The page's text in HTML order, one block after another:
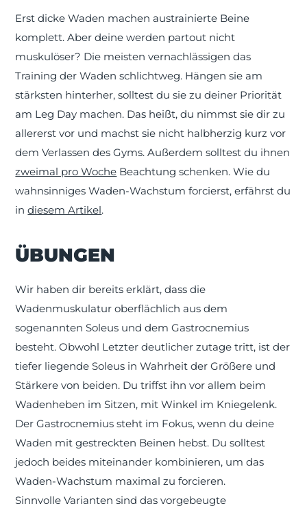
Erst dicke Waden machen austrainierte Beine
komplett. Aber deine werden partout nicht
muskulöser? Die meisten vernachlässigen das
Training der Waden schlichtweg. Hängen sie am
stärksten hinterher, solltest du sie zu deiner Priorität
am Leg Day machen. Das heißt, du nimmst sie dir zu
allererst vor und machst sie nicht halbherzig kurz vor
dem Verlassen des Gyms. Außerdem solltest du ihnen
zweimal pro Woche Beachtung schenken. Wie du
wahnsinniges Waden-Wachstum forcierst, erfährst du
indiesem Artikel.
ÜBUNGEN
Wir haben dir bereits erklärt, dass die
Wadenmuskulatur oberflächlich aus dem
sogenannten Soleus und dem Gastrocnemius
besteht. Obwohl Letzter deutlicher zutage tritt, ist der
tiefer liegende Soleus in Wahrheit der Größere und
Stärkere von beiden. Du triffst ihn vor allem beim
Wadenheben im Sitzen, mit Winkel im Kniegelenk.
Der Gastrocnemius steht im Fokus, wenn du deine
Waden mit gestreckten Beinen hebst. Du solltest
jedoch beides miteinander kombinieren, um das
Waden-Wachstum maximal zu forcieren.
Sinnvolle Varianten sind das vorgebeugte